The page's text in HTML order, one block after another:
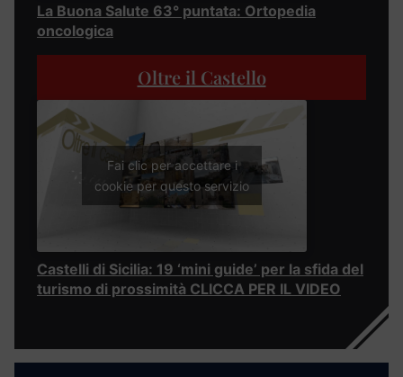
La Buona Salute 63° puntata: Ortopedia
oncologica
Oltre il Castello
Fai clic per accettare i
cookie per questo servizio
Castelli di Sicilia: 19 ‘mini guide’ per la sfida del
turismo di prossimità CLICCA PER IL VIDEO